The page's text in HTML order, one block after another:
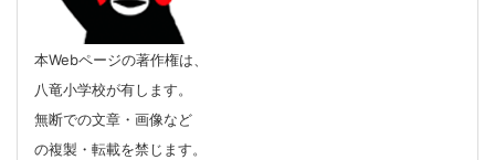
本Webページの著作権は、
八竜小学校が有します。
無断での文章・画像など
の複製・転載を禁じます。